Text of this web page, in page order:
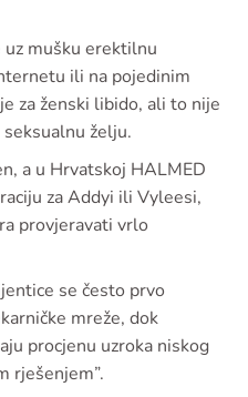
uz mušku erektilnu
ili na pojedinim
za ženski libido, ali to nije
želju.
a u Hrvatskoj HALMED
za Addyi ili Vyleesi,
provjeravati vrlo
se često prvo
mreže, dok
procjenu uzroka niskog
rješenjem”.